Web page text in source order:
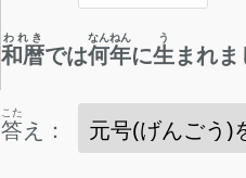
和暦
われき
では何年
なんねん
に生
う
まれま
答
こた
え：